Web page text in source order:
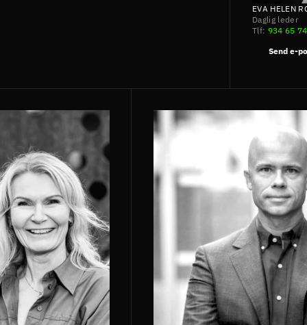
EVA HELEN
Daglig leder
Tlf: 934 65
Send e-